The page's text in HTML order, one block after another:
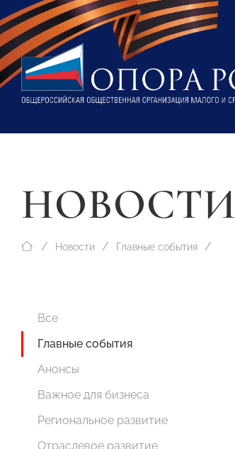
НОВОСТИ
Новости Главные события
Все
Главные события
Анонсы
Важное для бизнеса
Региональное развитие
Отраслевое развитие